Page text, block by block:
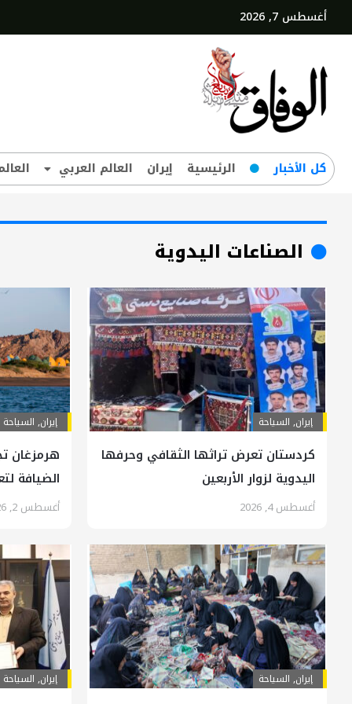
أغسطس 7, 2026
کل‌ الأخبار الرئيسية إيران العالم العربي
الصناعات اليدوية
إيران, السياحة
كردستان تعرض تراثها الثقافي وحرفها
اليدوية لزوار الأربعين
أغسطس 4, 2026
إيران, السياحة
هرمزغان
الضيافة
أغسطس 2, 2026
إيران, السياحة إيران, السياحة